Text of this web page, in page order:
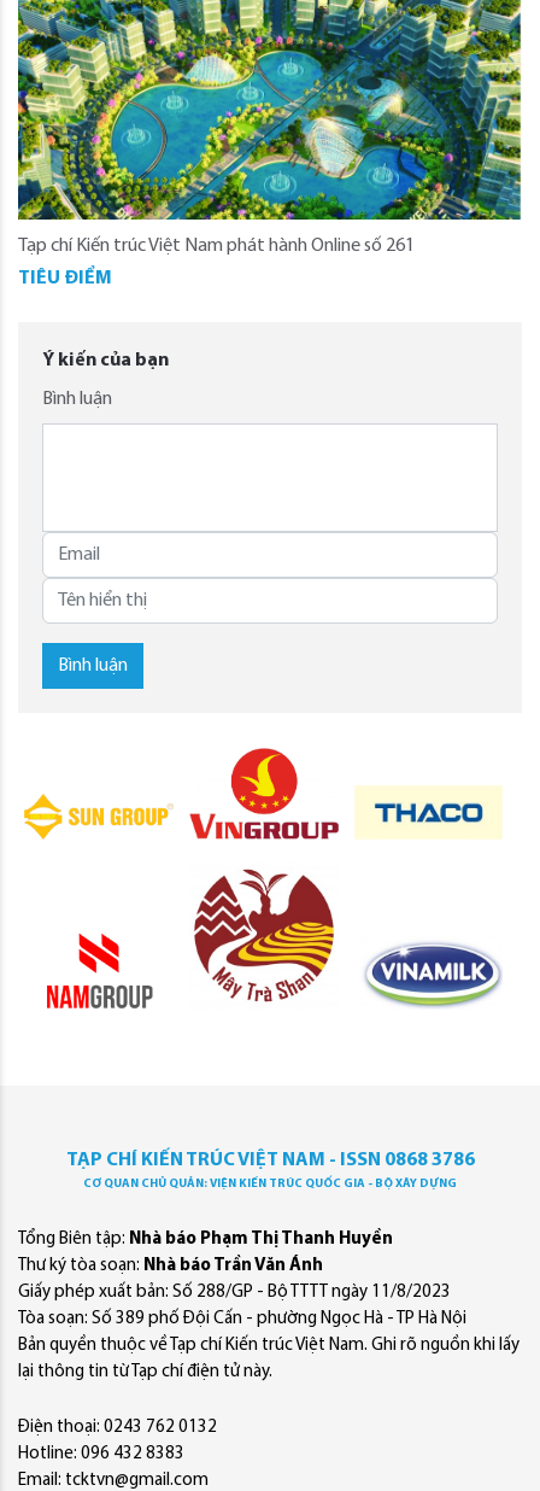
Tạp chí Kiến trúc Việt Nam phát hành Online số 261
TIÊU ĐIỂM
Ý kiến của bạn
Bình luận
Bình luận
TẠP CHÍ KIẾN TRÚC VIỆT NAM - ISSN 0868 3786
CƠ QUAN CHỦ QUẢN: VIỆN KIẾN TRÚC QUỐC GIA - BỘ XÂY DỰNG
Tổng Biên tập: Nhà báo Phạm Thị Thanh Huyền
Thư ký tòa soạn: Nhà báo Trần Văn Ánh
Giấy phép xuất bản: Số 288/GP - Bộ TTTT ngày 11/8/2023
Tòa soạn: Số 389 phố Đội Cấn - phường Ngọc Hà - TP Hà Nội
Bản quyền thuộc về Tạp chí Kiến trúc Việt Nam. Ghi rõ nguồn khi lấy
lại thông tin từ Tạp chí điện tử này.
Điện thoại: 0243 762 0132
Hotline: 096 432 8383
Email: tcktvn@gmail.com